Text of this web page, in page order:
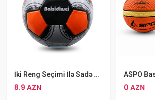
İki Reng Seçimi İlə Sadə Futbol Topu Baisidiwei Fitbol Dopu
8.9 AZN 0 AZN